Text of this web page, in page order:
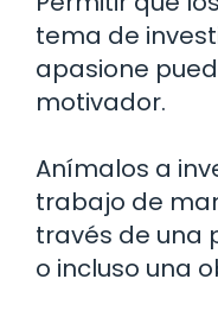
tema de
apasione
motivador.
Anímalos a
trabajo de
través de una
o incluso una